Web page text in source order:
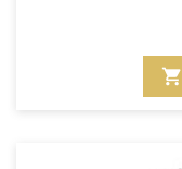
shopping_cart